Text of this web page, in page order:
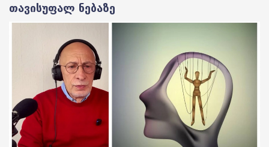
თავისუფალ ნებაზე